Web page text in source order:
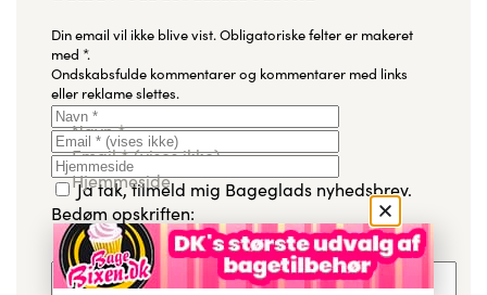
Din email vil ikke blive vist.Obligatoriske felter er makeret
med *.
Ondskabsfulde kommentarer og kommentarer med links
eller reklame slettes.
Navn*
Email*(vises ikke)
Hjemmeside
Ja tak, tilmeld mig Bageglads nyhedsbrev.
Bedøm opskriften:
Kommentar*